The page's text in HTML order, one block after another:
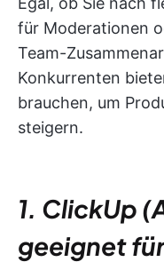
für Moderationen
Team-
Konkurrenten
brauchen, um
steigern.
1. ClickUp
geeignet